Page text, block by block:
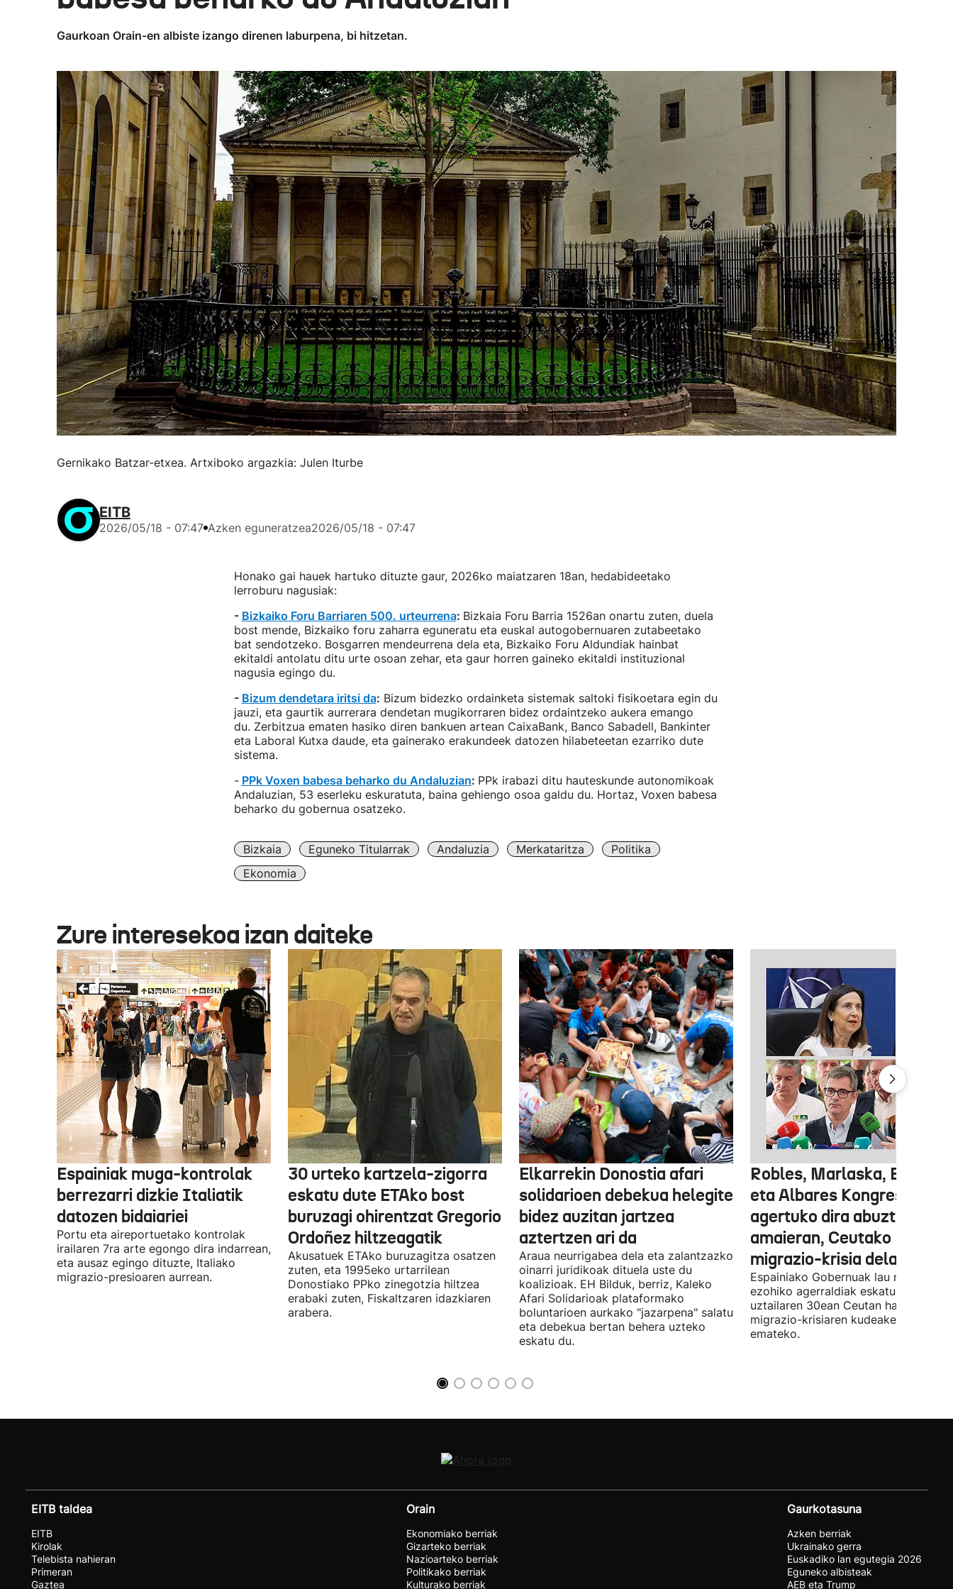
Gaurkoan Orain-en albiste izango direnen laburpena, bi hitzetan.
Gernikako Batzar-etxea. Artxiboko argazkia: Julen Iturbe
EITB
2026/05/18 - 07:47 Azken eguneratzea2026/05/18 - 07:47
Honako gai hauek hartuko dituzte gaur, 2026ko maiatzaren 18an, hedabideetako
lerroburu nagusiak:
- Bizkaiko Foru Barriaren 500. urteurrena: Bizkaia Foru Barria 1526an onartu zuten, duela
bost mende, Bizkaiko foru zaharra eguneratu eta euskal autogobernuaren zutabeetako
bat sendotzeko. Bosgarren mendeurrena dela eta, Bizkaiko Foru Aldundiak hainbat
ekitaldi antolatu ditu urte osoan zehar, eta gaur horren gaineko ekitaldi instituzional
nagusia egingo du.
- Bizum dendetara iritsi da: Bizum bidezko ordainketa sistemak saltoki fisikoetara egin du
jauzi, eta gaurtik aurrerara dendetan mugikorraren bidez ordaintzeko aukera emango
du. Zerbitzua ematen hasiko diren bankuen artean CaixaBank, Banco Sabadell, Bankinter
eta Laboral Kutxa daude, eta gainerako erakundeek datozen hilabeteetan ezarriko dute
sistema.
- PPk Voxen babesa beharko du Andaluzian: PPk irabazi ditu hauteskunde autonomikoak
Andaluzian, 53 eserleku eskuratuta, baina gehiengo osoa galdu du. Hortaz, Voxen babesa
beharko du gobernua osatzeko.
Bizkaia Eguneko Titularrak Andaluzia Merkataritza
Politika
Ekonomia
Zure interesekoa izan daiteke
Espainiak muga-kontrolak
berrezarri dizkie Italiatik
datozen bidaiariei
Portu eta aireportuetako kontrolak
irailaren 7ra arte egongo dira indarrean,
eta ausaz egingo dituzte, Italiako
migrazio-presioaren aurrean.
30 urteko kartzela-zigorra
eskatu dute ETAko bost
buruzagi ohirentzat Gregorio
Ordoñez hiltzeagatik
Akusatuek ETAko buruzagitza osatzen
zuten, eta 1995eko urtarrilean
Donostiako PPko zinegotzia hiltzea
erabaki zuten, Fiskaltzaren idazkiaren
arabera.
Elkarrekin Donostia afari
solidarioen debekua helegite
bidez auzitan jartzea
aztertzen ari da
Araua neurrigabea dela eta zalantzazko
oinarri juridikoak dituela uste du
koalizioak. EH Bilduk, berriz, Kaleko
Afari Solidarioak plataformako
boluntarioen aurkako "jazarpena" salatu
eta debekua bertan behera uzteko
eskatu du.
Robles, Marlaska, Bolaños
eta Albares Kongresuan
agertuko dira abuztuaren
amaieran, Ceutako
migrazio-krisia dela eta
Espainiako Gobernuak lau ministroen
ezohiko agerraldiak eskatu ditu,
uztailaren 30ean Ceutan hasitako
migrazio-krisiaren kudeaketaren berri
emateko.
EITB taldea
EITB
Kirolak
Telebista nahieran
Primeran
Gaztea
Orain
Ekonomiako berriak
Gizarteko berriak
Nazioarteko berriak
Politikako berriak
Kulturako berriak
Gaurkotasuna
Azken berriak
Ukrainako gerra
Euskadiko lan egutegia 2026
Eguneko albisteak
AEB eta Trump